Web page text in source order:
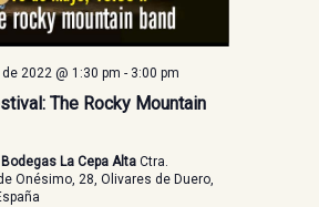
2022 @ 1:30 pm - 3:00 pm
The Rocky Mountain
La Cepa Alta Ctra.
Onésimo, 28, Olivares de Duero,